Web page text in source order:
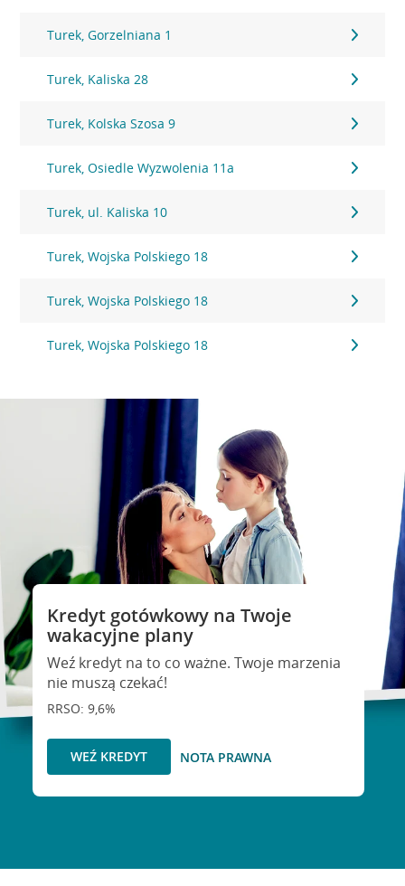
Turek, Gorzelniana 1
Turek, Kaliska 28
Turek, Kolska Szosa 9
Turek, Osiedle Wyzwolenia 11a
Turek, ul. Kaliska 10
Turek, Wojska Polskiego 18
Turek, Wojska Polskiego 18
Turek, Wojska Polskiego 18
Kredyt gotówkowy na Twoje
wakacyjne plany
Weź kredyt na to co ważne. Twoje marzenia
nie muszą czekać!
RRSO: 9,6%
WEŹ KREDYT NOTA PRAWNA